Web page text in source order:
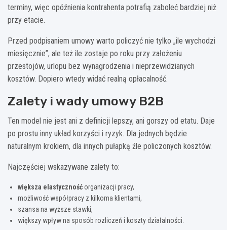
terminy, więc opóźnienia kontrahenta potrafią zaboleć bardziej niż
przy etacie.
Przed podpisaniem umowy warto policzyć nie tylko „ile wychodzi
miesięcznie”, ale też ile zostaje po roku przy założeniu
przestojów, urlopu bez wynagrodzenia i nieprzewidzianych
kosztów. Dopiero wtedy widać realną opłacalność.
Zalety i wady umowy B2B
Ten model nie jest ani z definicji lepszy, ani gorszy od etatu. Daje
po prostu inny układ korzyści i ryzyk. Dla jednych będzie
naturalnym krokiem, dla innych pułapką źle policzonych kosztów.
Najczęściej wskazywane zalety to:
większa elastycznośćorganizacji pracy,
możliwość współpracy z kilkoma klientami,
szansa na wyższe stawki,
większy wpływ na sposób rozliczeń i koszty działalności.